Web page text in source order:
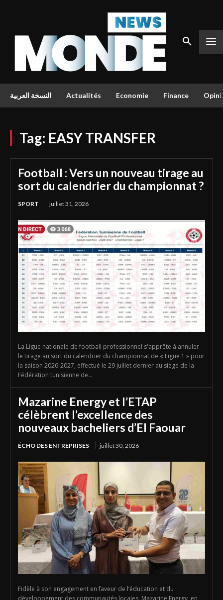
النسخة العربية Actualités Economie Finance
Tag: EASY TRANSFER
Football : Vers un nouveau tirage au
sort du calendrier du championnat ?
SPORT juillet 31, 2026
La Ligue nationale de football professionnel s'apprête à annuler
le tirage au sort du calendrier du championnat de « Ligue 1 » pour
la saison 2026-2027, effectué le 29 juillet dernier au siège de la
Fédération tunisienne de...
Mazarine Energy et l’ETAP
célèbrent l’excellence des
nouveaux bacheliers d’El Faouar
ÉCHO DES ENTREPRISES juillet 30, 2026
Fidèle à son engagement en faveur de l’éducation et du
développement des communautés locales, Mazarine Energy, en